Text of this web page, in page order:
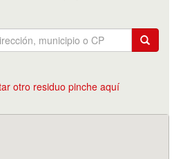
otro residuo pinche aquí